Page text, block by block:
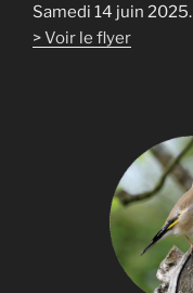
Samedi 14 juin 2025.
> Voir le flyer